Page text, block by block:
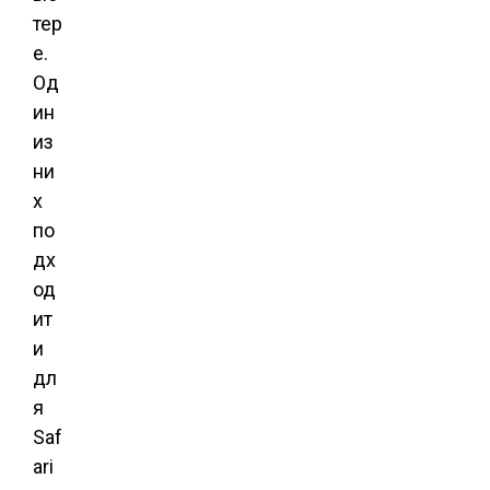
тер
е.
Од
ин
из
ни
х
по
дх
од
ит
и
дл
я
Saf
ari